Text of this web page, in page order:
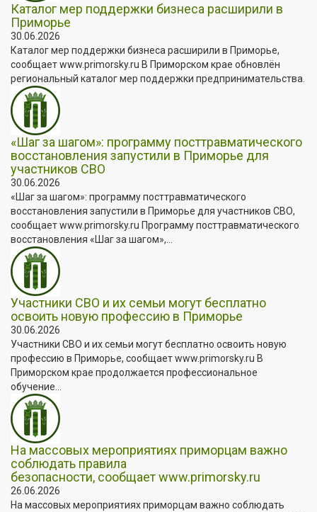
Каталог мер поддержки бизнеса расширили в
Приморье
30.06.2026
Каталог мер поддержки бизнеса расширили в Приморье,
сообщает www.primorsky.ru В Приморском крае обновлён
региональный каталог мер поддержки предпринимательства.
«Шаг за шагом»: программу посттравматического
восстановления запустили в Приморье для
участников СВО
30.06.2026
«Шаг за шагом»: программу посттравматического
восстановления запустили в Приморье для участников СВО,
сообщает www.primorsky.ru Программу посттравматического
восстановления «Шаг за шагом»,...
Участники СВО и их семьи могут бесплатно
освоить новую профессию в Приморье
30.06.2026
Участники СВО и их семьи могут бесплатно освоить новую
профессию в Приморье, сообщает www.primorsky.ru В
Приморском крае продолжается профессиональное
обучение...
На массовых мероприятиях приморцам важно
соблюдать правила
безопасности, сообщает www.primorsky.ru
26.06.2026
На массовых мероприятиях приморцам важно соблюдать